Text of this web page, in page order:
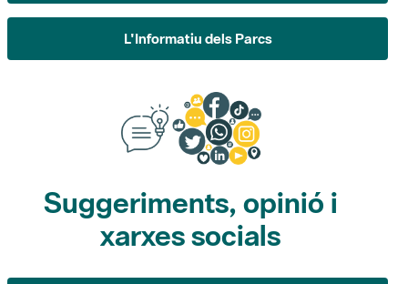
L'Informatiu dels Parcs
Suggeriments, opinió i
xarxes socials